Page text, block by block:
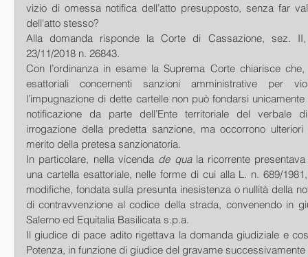
vizio di omessa notifica dell’atto presupposto, senza far
dell'atto stesso?
Alla domanda risponde la Corte di Cassazione, sez. II,
23/11/2018 n. 26843.
Con l’ordinanza in esame la Suprema Corte chiarisce
esattoriali concernenti sanzioni amministrative per
l’impugnazione di dette cartelle non può fondarsi
notificazione da parte dell’Ente territoriale del verbale
irrogazione della predetta sanzione, ma occorrono
merito della pretesa sanzionatoria.
In particolare, nella vicenda de qua la ricorrente
una cartella esattoriale, nelle forme di cui alla L. n. 689/
modifiche, fondata sulla presunta inesistenza o nullità della
di contravvenzione al codice della strada, convenendo in
Salerno ed Equitalia Basilicata s.p.a.
Il giudice di pace adito rigettava la domanda giudiziale e
Potenza, in funzione di giudice del gravame